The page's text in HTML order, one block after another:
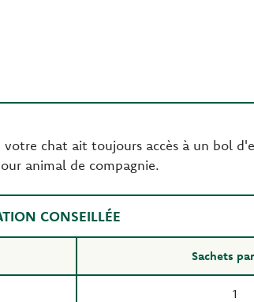
chat ait toujours accès à un bol
animal de compagnie.
CONSEILLÉE
Sachets
1